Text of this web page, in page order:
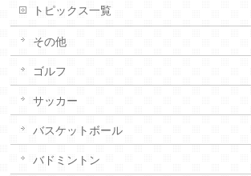
トピックス一覧
その他
ゴルフ
サッカー
バスケットボール
バドミントン